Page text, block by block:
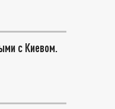
с Киевом.